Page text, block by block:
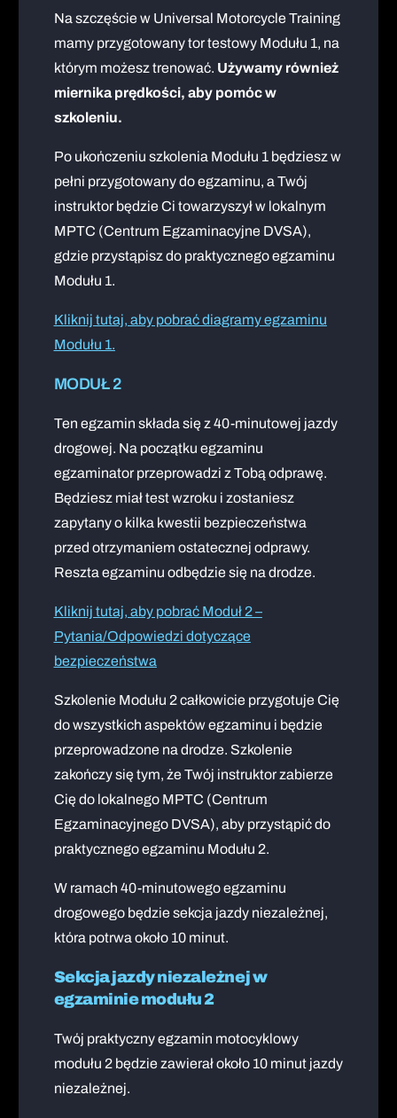
Na szczęście w Universal Motorcycle Training
mamy przygotowany tor testowy Modułu 1, na
którym możesz trenować. Używamy również
miernika prędkości, aby pomóc w
szkoleniu.
Po ukończeniu szkolenia Modułu 1 będziesz w
pełni przygotowany do egzaminu, a Twój
instruktor będzie Ci towarzyszył w lokalnym
MPTC (Centrum Egzaminacyjne DVSA),
gdzie przystąpisz do praktycznego egzaminu
Modułu 1.
Kliknij tutaj, aby pobrać diagramy egzaminu
Modułu 1.
MODUŁ 2
Ten egzamin składa się z 40-minutowej jazdy
drogowej. Na początku egzaminu
egzaminator przeprowadzi z Tobą odprawę.
Będziesz miał test wzroku i zostaniesz
zapytany o kilka kwestii bezpieczeństwa
przed otrzymaniem ostatecznej odprawy.
Reszta egzaminu odbędzie się na drodze.
Kliknij tutaj, aby pobrać Moduł 2 –
Pytania/Odpowiedzi dotyczące
bezpieczeństwa
Szkolenie Modułu 2 całkowicie przygotuje Cię
do wszystkich aspektów egzaminu i będzie
przeprowadzone na drodze. Szkolenie
zakończy się tym, że Twój instruktor zabierze
Cię do lokalnego MPTC (Centrum
Egzaminacyjnego DVSA), aby przystąpić do
praktycznego egzaminu Modułu 2.
W ramach 40-minutowego egzaminu
drogowego będzie sekcja jazdy niezależnej,
która potrwa około 10 minut.
Sekcja jazdy niezależnej w
egzaminie modułu 2
Twój praktyczny egzamin motocyklowy
modułu 2 będzie zawierał około 10 minut jazdy
niezależnej.